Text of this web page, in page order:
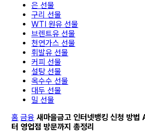
은 선물
구리 선물
WTI 원유 선물
브렌트유 선물
천연가스 선물
휘발유 선물
커피 선물
설탕 선물
옥수수 선물
대두 선물
밀 선물
홈 금융 새마을금고 인터넷뱅킹 신청 방
터 영업점 방문까지 총정리